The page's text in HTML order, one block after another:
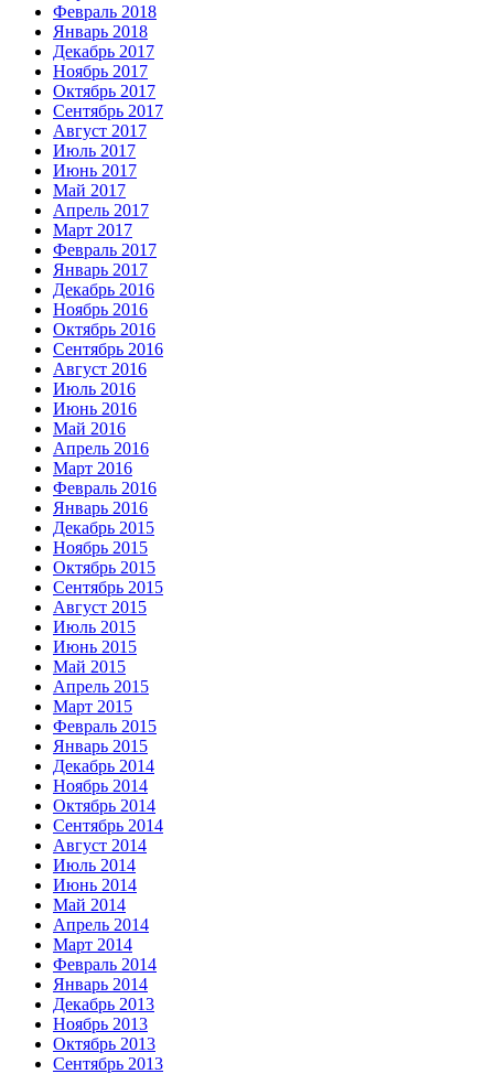
Февраль 2018
Январь 2018
Декабрь 2017
Ноябрь 2017
Октябрь 2017
Сентябрь 2017
Август 2017
Июль 2017
Июнь 2017
Май 2017
Апрель 2017
Март 2017
Февраль 2017
Январь 2017
Декабрь 2016
Ноябрь 2016
Октябрь 2016
Сентябрь 2016
Август 2016
Июль 2016
Июнь 2016
Май 2016
Апрель 2016
Март 2016
Февраль 2016
Январь 2016
Декабрь 2015
Ноябрь 2015
Октябрь 2015
Сентябрь 2015
Август 2015
Июль 2015
Июнь 2015
Май 2015
Апрель 2015
Март 2015
Февраль 2015
Январь 2015
Декабрь 2014
Ноябрь 2014
Октябрь 2014
Сентябрь 2014
Август 2014
Июль 2014
Июнь 2014
Май 2014
Апрель 2014
Март 2014
Февраль 2014
Январь 2014
Декабрь 2013
Ноябрь 2013
Октябрь 2013
Сентябрь 2013